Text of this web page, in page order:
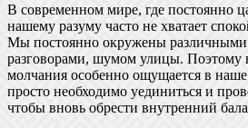
В современном мире, где постоянно
нашему разуму часто не хватает
Мы постоянно окружены различными
разговорами, шумом улицы. Поэтому
молчания особенно ощущается в
просто необходимо уединиться и
чтобы вновь обрести внутренний